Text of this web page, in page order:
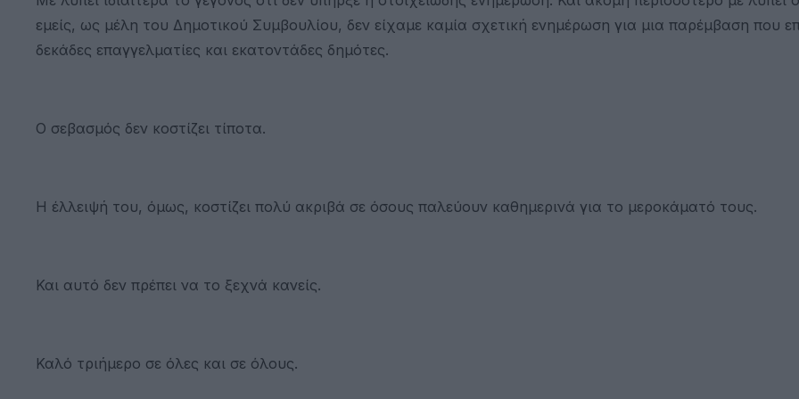
εμείς, ως μέλη του Δημοτικού Συμβουλίου, δεν είχαμε καμία σχετική ενημέρωση για μια παρέμβαση που
δεκάδες επαγγελματίες και εκατοντάδες δημότες.
Ο σεβασμός δεν κοστίζει τίποτα.
Η έλλειψή του, όμως, κοστίζει πολύ ακριβά σε όσους παλεύουν καθημερινά για το μεροκάματό τους.
Και αυτό δεν πρέπει να το ξεχνά κανείς.
Καλό τριήμερο σε όλες και σε όλους.